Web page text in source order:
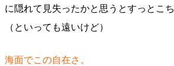
に隠れて見失ったかと思うとすっとこ
（といっても遠いけど）
海面でこの自在さ。